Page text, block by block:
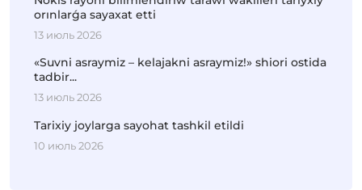
orınlarǵa sayaxat etti
13 июль 2026
«Suvni asraymiz – kelajakni asraymiz!» shiori ostida
tadbir...
13 июль 2026
Tarixiy joylarga sayohat tashkil etildi
10 июль 2026